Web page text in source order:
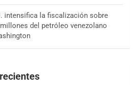
intensifica la fiscalización sobre
del petróleo venezolano